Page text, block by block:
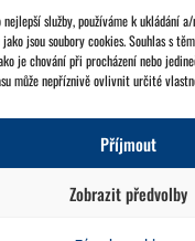
služby, používáme k ukládání
jsou soubory cookies. Souhlas s
je chování při procházení nebo
může nepříznivě ovlivnit určité
Příjmout
Zobrazit předvolby
Pro